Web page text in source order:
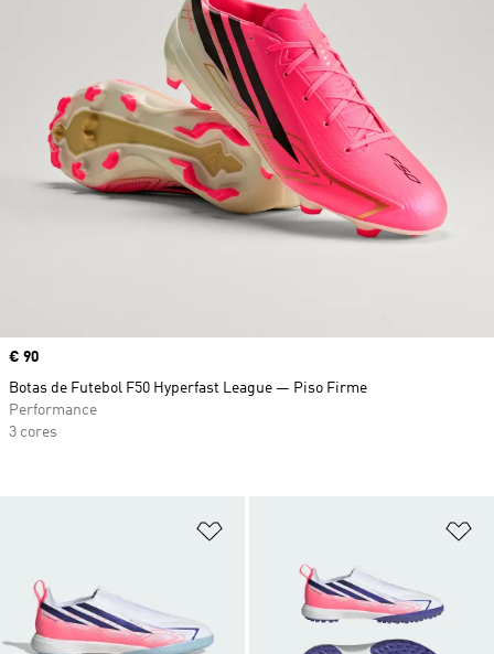
Price
€ 90
Botas de Futebol F50 Hyperfast League — Piso Firme
Performance
3 cores